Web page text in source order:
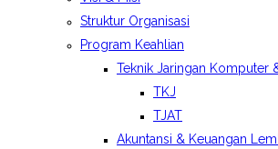
Struktur Organisasi
Program Keahlian
Teknik Jaringan Komputer
TKJ
TJAT
Akuntansi & Keuangan